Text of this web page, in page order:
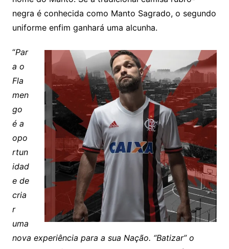
negra é conhecida como Manto Sagrado, o segundo
uniforme enfim ganhará uma alcunha.
“Par
a o
Fla
men
go
é a
opo
rtun
idad
e de
cria
r
uma
nova experiência para a sua Nação. “Batizar” o